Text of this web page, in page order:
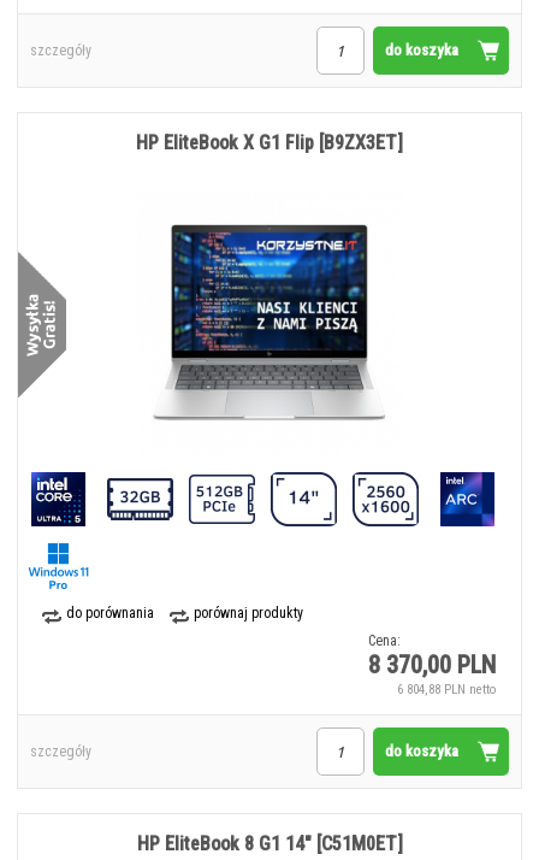
do koszyka
szczegóły
do porównania
porównaj produkty
Cena:
8 370,00 PLN
6 804,88 PLN netto
HP EliteBook X G1 Flip [B9ZX3ET]
do koszyka
szczegóły
HP EliteBook 8 G1 14" [C51M0ET]